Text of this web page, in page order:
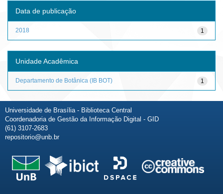
Data de publicação
1
2018
Unidade Acadêmica
1
Departamento de Botânica (IB BOT)
Universidade de Brasília - Biblioteca Central
Coordenadoria de Gestão da Informação Digital - GID
(61) 3107-2683
repositorio@unb.br